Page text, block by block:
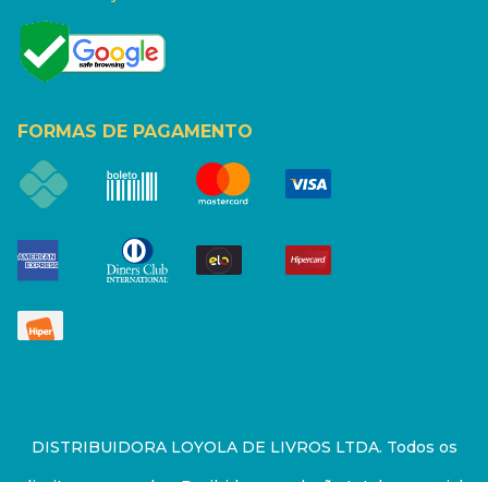
FORMAS DE PAGAMENTO
DISTRIBUIDORA LOYOLA DE LIVROS LTDA. Todos os